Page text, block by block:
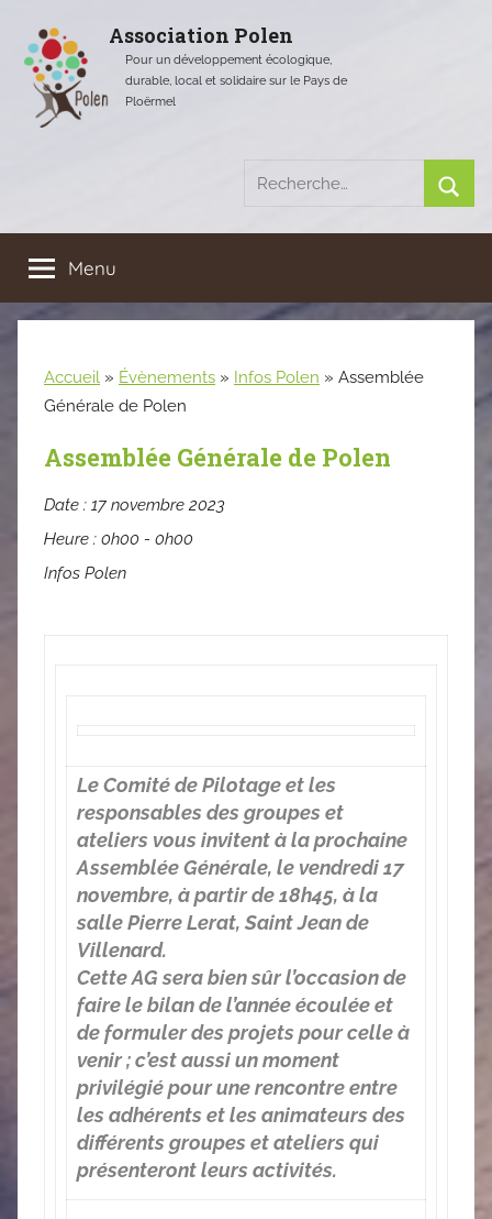
contenu
Association Polen
Pour un développement écologique,
durable, local et solidaire sur le Pays de
Ploërmel
Recherche
:
Menu
Accueil » Évènements » Infos Polen » Assemblée
Générale de Polen
Assemblée Générale de Polen
Date : 17 novembre 2023
Heure : 0h00 - 0h00
Infos Polen
Le Comité de Pilotage et les
responsables des groupes et
ateliers vous invitent à la prochaine
Assemblée Générale, le vendredi 17
novembre, à partir de 18h45, à la
salle Pierre Lerat, Saint Jean de
Villenard.
Cette AG sera bien sûr l’occasion de
faire le bilan de l’année écoulée et
de formuler des projets pour celle à
venir ; c’est aussi un moment
privilégié pour une rencontre entre
les adhérents et les animateurs des
différents groupes et ateliers qui
présenteront leurs activités.